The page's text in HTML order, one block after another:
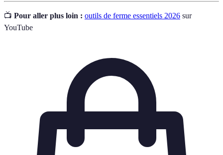
📺 Pour aller plus loin : outils de ferme essentiels 2026 sur
YouTube